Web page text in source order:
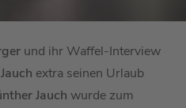
und ihr Waffel-Interview
extra seinen Urlaub
Jauch wurde zum